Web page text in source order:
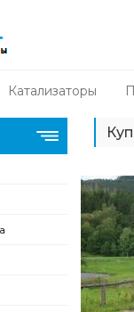
Катализаторы